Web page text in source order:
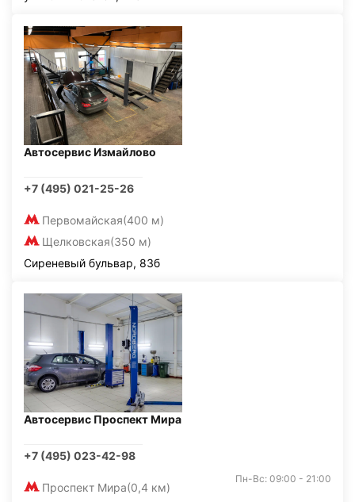
Автосервис Измайлово
+7 (495) 021-25-26
Первомайская(400 м)
Щелковская(350 м)
Сиреневый бульвар, 83б
Автосервис Проспект Мира
+7 (495) 023-42-98
Проспект Мира(0,4 км)
Пн-Вс: 09:00 - 21:00